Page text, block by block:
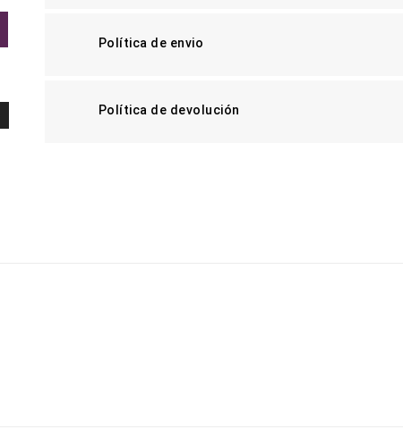
Política de envio
Política de devolución